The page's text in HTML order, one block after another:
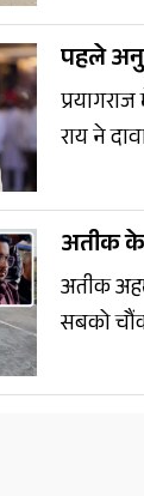
पहले
राय ने
अतीक के
अतीक
सबको चौंका